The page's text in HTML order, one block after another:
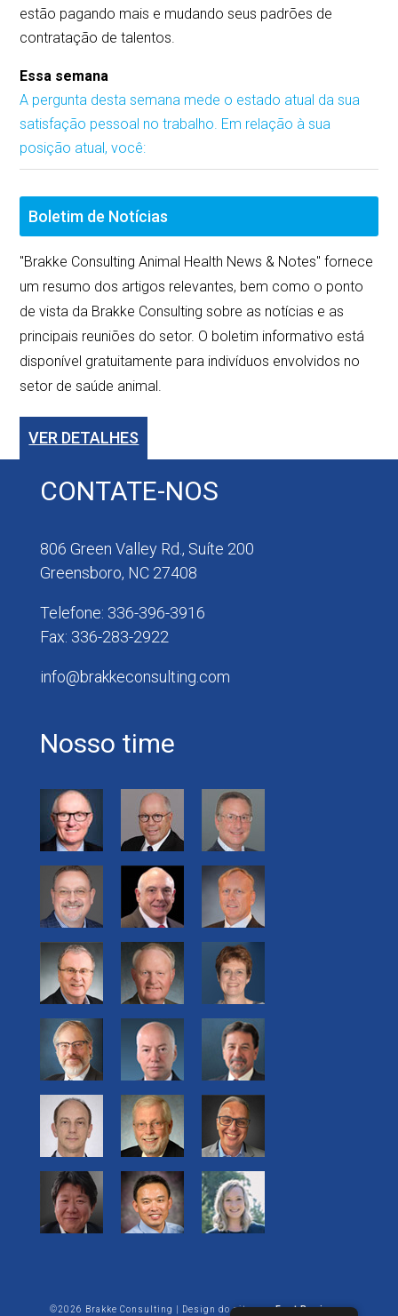
estão pagando mais e mudando seus padrões de
contratação de talentos.
Essa semana
A pergunta desta semana mede o estado atual da sua
satisfação pessoal no trabalho. Em relação à sua
posição atual, você:
Boletim de Notícias
"Brakke Consulting Animal Health News & Notes" fornece
um resumo dos artigos relevantes, bem como o ponto
de vista da Brakke Consulting sobre as notícias e as
principais reuniões do setor. O boletim informativo está
disponível gratuitamente para indivíduos envolvidos no
setor de saúde animal.
VER DETALHES
CONTATE-NOS
806 Green Valley Rd., Suíte 200
Greensboro, NC 27408
Telefone: 336-396-3916
Fax: 336-283-2922
info@brakkeconsulting.com
Nosso time
©2026 Brakke Consulting | Design do site por:Enet Business